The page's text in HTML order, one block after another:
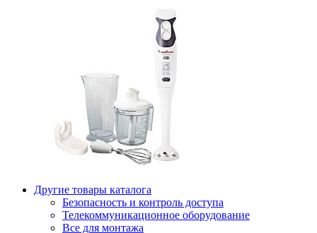
Другие товары каталога
Безопасность и контроль доступа
Телекоммуникационное оборудование
Все для монтажа